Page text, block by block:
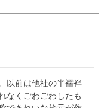
以前は他社の半襦袢
なくごわごわしたも